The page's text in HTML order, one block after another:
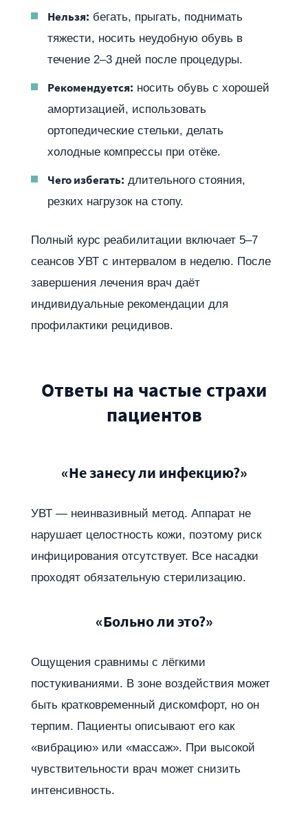
Нельзя: бегать, прыгать, поднимать
тяжести, носить неудобную обувь в
течение 2–3 дней после процедуры.
Рекомендуется: носить обувь с хорошей
амортизацией, использовать
ортопедические стельки, делать
холодные компрессы при отёке.
Чего избегать: длительного стояния,
резких нагрузок на стопу.
Полный курс реабилитации включает 5–7
сеансов УВТ с интервалом в неделю. После
завершения лечения врач даёт
индивидуальные рекомендации для
профилактики рецидивов.
Ответы на частые страхи
пациентов
«Не занесу ли инфекцию?»
УВТ — неинвазивный метод. Аппарат не
нарушает целостность кожи, поэтому риск
инфицирования отсутствует. Все насадки
проходят обязательную стерилизацию.
«Больно ли это?»
Ощущения сравнимы с лёгкими
постукиваниями. В зоне воздействия может
быть кратковременный дискомфорт, но он
терпим. Пациенты описывают его как
«вибрацию» или «массаж». При высокой
чувствительности врач может снизить
интенсивность.